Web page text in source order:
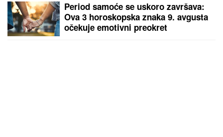
Period samoće se uskoro završava:
Ova 3 horoskopska znaka 9. avgusta
očekuje emotivni preokret